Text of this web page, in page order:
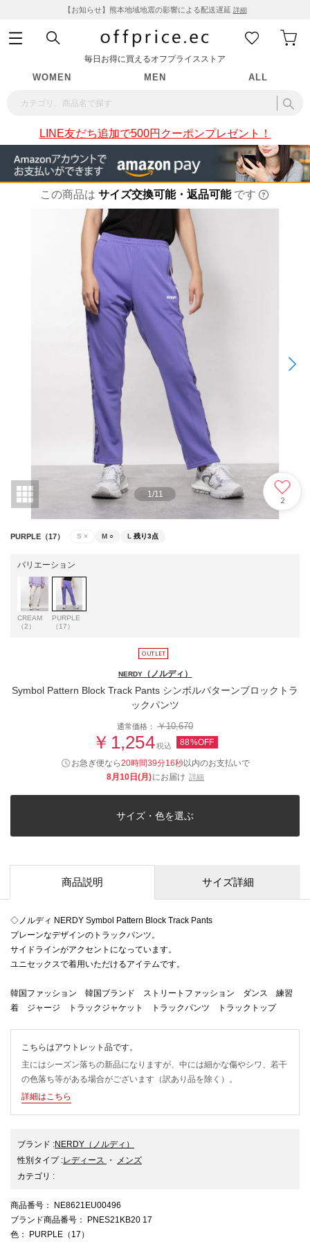
【お知らせ】熊本地域地震の影響による配送遅延 詳細
毎日お得に買えるオフプライスストア
WOMEN MEN ALL
LINE友だち追加で500円クーポンプレゼント！
この商品は サイズ交換可能・返品可能 です
1/11
2
PURPLE（17） S × M ○ L 残り3点
バリエーション
CREAM
（2）
PURPLE
（17）
NERDY（ノルディ）
Symbol Pattern Block Track Pants シンボルパターンブロックトラ
ックパンツ
通常価格： ￥10,670
￥1,254税込 88%OFF
お急ぎ便なら20時間39分15秒以内のお支払いで
8月10日(月)にお届け 詳細
サイズ・色を選ぶ
商品説明 サイズ詳細
◇ノルディ NERDY Symbol Pattern Block Track Pants
プレーンなデザインのトラックパンツ。
サイドラインがアクセントになっています。
ユニセックスで着用いただけるアイテムです。
韓国ファッション 韓国ブランド ストリートファッション ダンス 練習
着 ジャージ トラックジャケット トラックパンツ トラックトップ
こちらはアウトレット品です。
主にはシーズン落ちの新品になりますが、中には細かな傷やシワ、若干
の色落ち等がある場合がございます（訳あり品を除く）。
詳細はこちら
ブランド :NERDY （ノルディ）
性別タイプ:レディース ・
メンズ
カテゴリ :
商品番号 ： NE8621EU00496
ブランド商品番号 ： PNES21KB20 17
色 ： PURPLE（17）